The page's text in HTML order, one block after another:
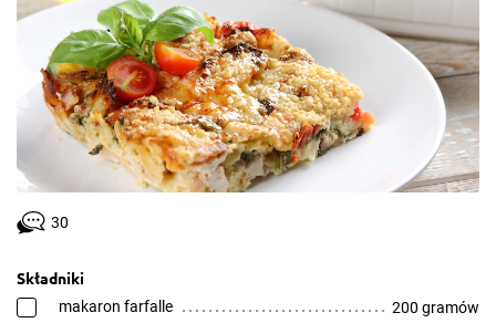
30
Składniki
makaron farfalle 200 gramów